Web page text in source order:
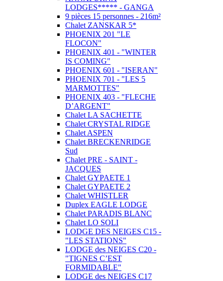
LODGES***** - GANGA
9 pièces 15 personnes - 216m²
Chalet ZANSKAR 5*
PHOENIX 201 "LE
FLOCON"
PHOENIX 401 - "WINTER
IS COMING"
PHOENIX 601 - "ISERAN"
PHOENIX 701 - "LES 5
MARMOTTES"
PHOENIX 403 - "FLECHE
D’ARGENT"
Chalet LA SACHETTE
Chalet CRYSTAL RIDGE
Chalet ASPEN
Chalet BRECKENRIDGE
Sud
Chalet PRE - SAINT -
JACQUES
Chalet GYPAETE 1
Chalet GYPAETE 2
Chalet WHISTLER
Duplex EAGLE LODGE
Chalet PARADIS BLANC
Chalet LO SOLI
LODGE DES NEIGES C15 -
"LES STATIONS"
LODGE des NEIGES C20 -
"TIGNES C’EST
FORMIDABLE"
LODGE des NEIGES C17